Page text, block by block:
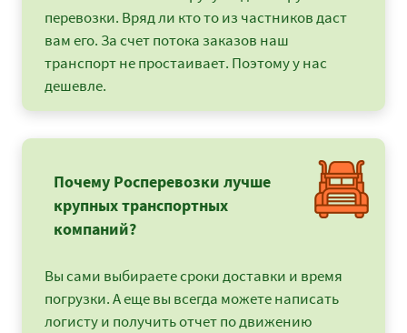
перевозки. Вряд ли кто то из частников даст
вам его. За счет потока заказов наш
транспорт не простаивает. Поэтому у нас
дешевле.
Почему Росперевозки лучше
крупных транспортных
компаний?
Вы сами выбираете сроки доставки и время
погрузки. А еще вы всегда можете написать
логисту и получить отчет по движению